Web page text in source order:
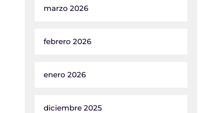
marzo 2026
febrero 2026
enero 2026
diciembre 2025